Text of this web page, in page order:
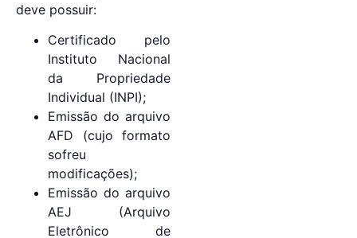
deve possuir:
Certificado pelo
Instituto Nacional
da Propriedade
Individual (INPI);
Emissão do arquivo
AFD (cujo formato
sofreu
modificações);
Emissão do arquivo
AEJ (Arquivo
Eletrônico de